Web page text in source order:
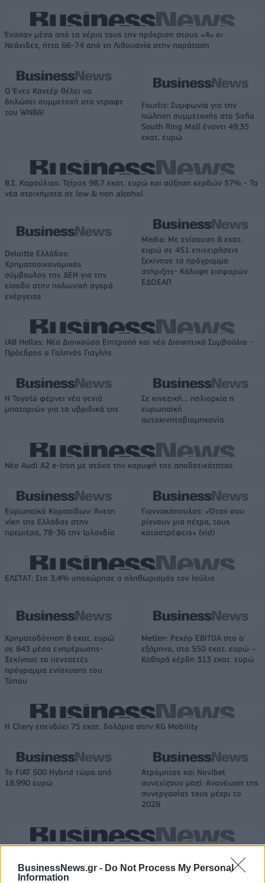
BusinessNews.gr - Do Not Process My Personal
Information
Έχασαν μέσα από τα χέρια τους την πρόκριση στους «4» οι
Νεάνιδες, ήττα 66-74 από τη Λιθουανία στην παράταση
Ο Ένες Καντέρ θέλει να
δηλώσει συμμετοχή στο ντραφτ
του WNBA!
Fourlis: Συμφωνία για την
πώληση συμμετοχής στο Sofia
South Ring Mall έναντι 49,35
εκατ. ευρώ
Β.Σ. Καρούλιας: Τζίρος 98,7 εκατ. ευρώ και αύξηση κερδών 57% - Τα
νέα στοιχήματα σε low & non alcohol
Deloitte Ελλάδος:
Χρηματοοικονομικός
σύμβουλος της ΔΕΗ για την
είσοδο στην πολωνική αγορά
ενέργειας
Media: Με ενίσχυση 8 εκατ.
ευρώ σε 451 επιχειρήσεις
ξεκίνησε το πρόγραμμα
στήριξης- Κάλυψη εισφορών
ΕΔΟΕΑΠ
IAB Hellas: Νέα Διοικούσα Επιτροπή και νέο Διοικητικό Συμβούλιο -
Πρόεδρος ο Γαληνός Γιαγλής
Η Toyota φέρνει νέα γενιά
μπαταριών για τα υβριδικά της
Σε κινεζική… πολιορκία η
ευρωπαϊκή
αυτοκινητοβιομηχανία
Νέο Audi A2 e-tron με στόχο την κορυφή της αποδοτικότητας
Ευρωπαϊκό Κορασίδων: Άνετη
νίκη της Ελλάδας στην
πρεμιέρα, 78-36 την Ιρλανδία
Γιαννακόπουλος: «Όταν σου
ρίχνουν μια πέτρα, τους
καταστρέφεις» (vid)
ΕΛΣΤΑΤ: Στο 3,4% υποχώρησε ο πληθωρισμός τον Ιούλιο
Χρηματοδότηση 8 εκατ. ευρώ
σε 843 μέσα ενημέρωσης-
Ξεκίνησε το πενταετές
πρόγραμμα ενίσχυσης του
Τύπου
Metlen: Ρεκόρ EBITDA στο α'
εξάμηνο, στα 550 εκατ. ευρώ –
Καθαρά κέρδη 313 εκατ. ευρώ
Η Chery επενδύει 75 εκατ. δολάρια στην KG Mobility
Το FIAT 500 Hybrid τώρα από
18.990 ευρώ
Ατρόμητος και Novibet
συνεχίζουν μαζί: Ανανέωση της
συνεργασίας τους μέχρι το
2028